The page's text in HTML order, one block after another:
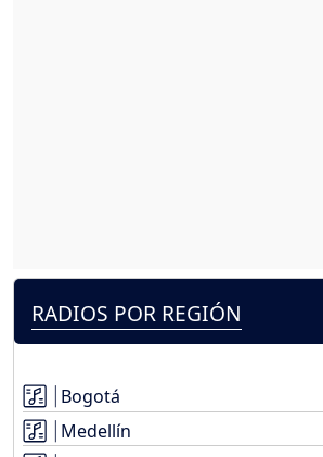
RADIOS POR REGIÓN
Bogotá
Medellín